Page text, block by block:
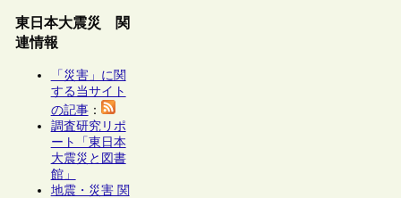
東日本大震災 関
連情報
「災害」に関
する当サイト
の記事：
調査研究リポ
ート「東日本
大震災と図書
館」
地震・災害 関